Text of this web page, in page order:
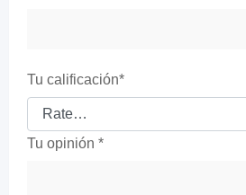
Tu calificación*
Tu opinión *